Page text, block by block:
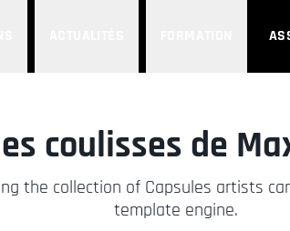
coulisses de
the collection of Capsules artists
template engine.